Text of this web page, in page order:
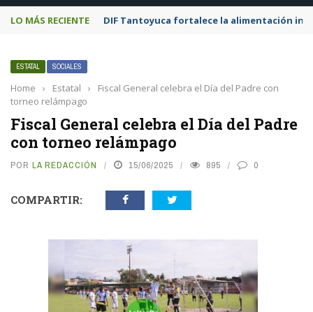
LO MÁS RECIENTE DIF Tantoyuca fortalece la alimentación
ESTATAL SOCIALES
Home › Estatal ›
Fiscal General celebra el Día del Padre con
torneo relámpago
Fiscal General celebra el Día del Padre
con torneo relámpago
POR LA REDACCIÓN 15/06/2025 895 0
COMPARTIR: